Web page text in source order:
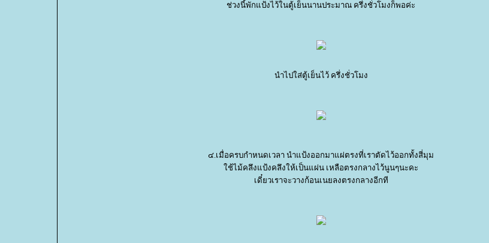
ช่วงนี้พักแป้งไว้ในตู้เย็นนานประมาณ ครึ่งชั่วโมงก็พอค่ะ
นำไปใส่ตู้เย็นไว้ ครึ่งชั่วโมง
๔.เมื่อครบกำหนดเวลา นำแป้งออกมาแผ่ตรงที่เราตัดไว้ออกทั้งสี่มุม
ช้ไม้คลึงแป้งคลึงให้เป็นแผ่น เหลือตรงกลางไว้นูนๆนะคะ
เดี๋ยวเราจะวางก้อนเนยลงตรงกลางอีกที